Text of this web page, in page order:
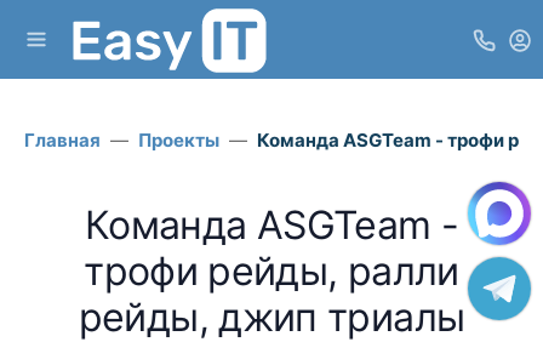
Главная Проекты Команда ASGTeam - трофи
Команда ASGTeam -
трофи рейды, ралли
рейды, джип триалы